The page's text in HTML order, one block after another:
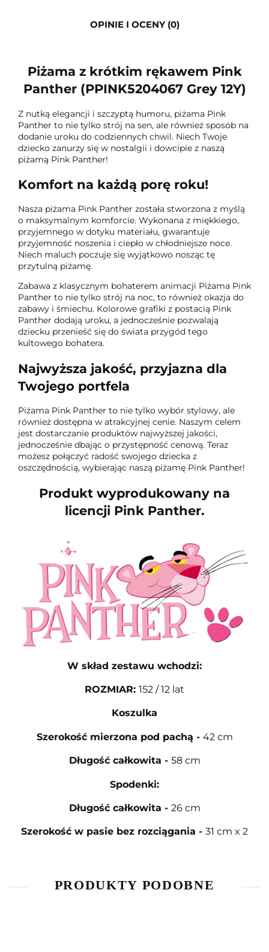
OPINIE I OCENY (0)
Piżama z krótkim rękawem Pink
Panther (PPINK5204067 Grey 12Y)
Z nutką elegancji i szczyptą humoru, piżama Pink
Panther to nie tylko strój na sen, ale również sposób na
dodanie uroku do codziennych chwil. Niech Twoje
dziecko zanurzy się w nostalgii i dowcipie z naszą
piżamą Pink Panther!
Komfort na każdą porę roku!
Nasza piżama Pink Panther została stworzona z myślą
o maksymalnym komforcie. Wykonana z miękkiego,
przyjemnego w dotyku materiału, gwarantuje
przyjemność noszenia i ciepło w chłodniejsze noce.
Niech maluch poczuje się wyjątkowo nosząc tę
przytulną piżamę.
Zabawa z klasycznym bohaterem animacji Piżama Pink
Panther to nie tylko strój na noc, to również okazja do
zabawy i śmiechu. Kolorowe grafiki z postacią Pink
Panther dodają uroku, a jednocześnie pozwalają
dziecku przenieść się do świata przygód tego
kultowego bohatera.
Najwyższa jakość, przyjazna dla
Twojego portfela
Piżama Pink Panther to nie tylko wybór stylowy, ale
również dostępna w atrakcyjnej cenie. Naszym celem
jest dostarczanie produktów najwyższej jakości,
jednocześnie dbając o przystępność cenową. Teraz
możesz połączyć radość swojego dziecka z
oszczędnością, wybierając naszą piżamę Pink Panther!
Produkt wyprodukowany na
licencji Pink Panther.
W skład zestawu wchodzi:
ROZMIAR: 152 / 12 lat
Koszulka
Szerokość mierzona pod pachą - 42 cm
Długość całkowita - 58 cm
Spodenki:
Długość całkowita - 26 cm
Szerokość w pasie bez rozciągania - 31 cm x 2
PRODUKTY PODOBNE